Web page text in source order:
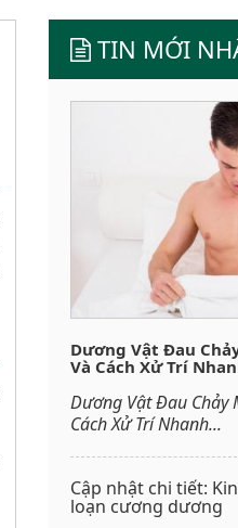
TIN MỚI
Dương Vật Đau
Và Cách Xử Trí
Dương Vật Đau Chảy
Cách Xử Trí Nhanh...
Cập nhật chi tiết:
loạn cương dương